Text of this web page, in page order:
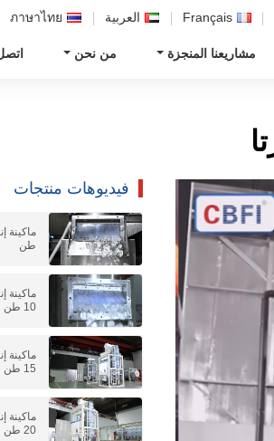
Français العربية ภาษาไทย
مشاريعنا المنجزة من نحن
فيديوهات منتجات
طن
ماكينة
10 طن
ماكينة
15 طن
ماكينة
20 طن